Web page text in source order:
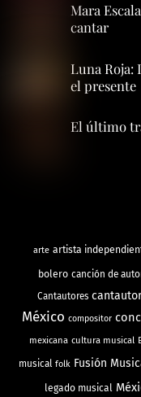
Mara
cantar
Luna Roja:
el presente
El último
arte artista
bolero canción de
Cantautores
México compositor
mexicana cultura musical
musical folk Fusión
legado musical